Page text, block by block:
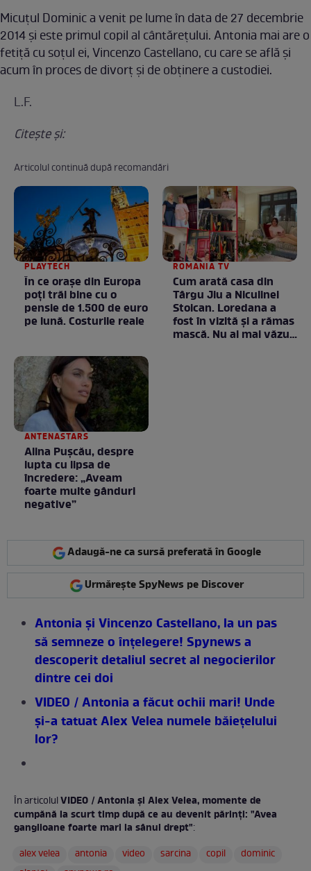
Micuţul Dominic a venit pe lume în data de 27 decembrie
2014 şi este primul copil al cântăreţului. Antonia mai are o
fetiţă cu soţul ei, Vincenzo Castellano, cu care se află şi
acum în proces de divorţ şi de obţinere a custodiei.
L.F.
Citeşte şi:
Articolul continuă după recomandări
PLAYTECH
În ce orașe din Europa
poți trăi bine cu o
pensie de 1.500 de euro
pe lună. Costurile reale
ROMANIA TV
Cum arată casa din
Târgu Jiu a Niculinei
Stoican. Loredana a
fost în vizită și a rămas
mască. Nu ai mai văzut
ANTENASTARS
Alina Pușcău, despre
lupta cu lipsa de
încredere: „Aveam
foarte multe gânduri
negative”
Adaugă-ne ca sursă preferată în Google
Urmărește SpyNews pe Discover
Antonia şi Vincenzo Castellano, la un pas
să semneze o înţelegere! Spynews a
descoperit detaliul secret al negocierilor
dintre cei doi
VIDEO / Antonia a făcut ochii mari! Unde
şi-a tatuat Alex Velea numele băieţelului
lor?
În articolulVIDEO / Antonia şi Alex Velea, momente de
cumpănă la scurt timp după ce au devenit părinţi: "Avea
ganglioane foarte mari la sânul drept":
alex velea
antonia video sarcina copil
dominic